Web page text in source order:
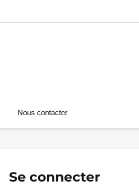
Nous contacter
Se connecter